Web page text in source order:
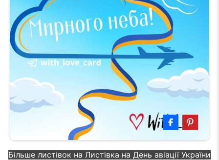
Більше листівок на Листівка на День авіації України